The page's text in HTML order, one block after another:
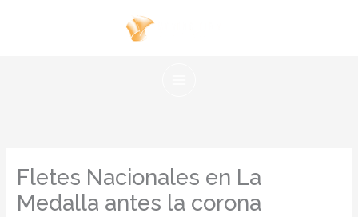
Fletes Nacionales en La
Medalla antes la corona